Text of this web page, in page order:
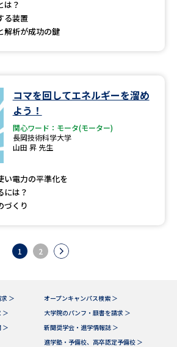
は？
る装置
解析が成功の鍵
コマを回してエネルギーを溜め
よう！
関心ワード：モータ(モーター)
長岡技術科学大学
山田 昇 先生
い電力の平準化を
には？
づくり
1 2
＞
オープンキャンパス検索 ＞
＞
大学院のパンフ・願書を請求 ＞
＞
新聞奨学会・進学情報誌 ＞
進学塾・予備校、高卒認定予備校 ＞